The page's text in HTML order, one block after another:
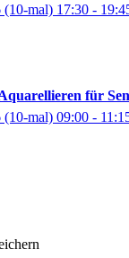
(10-mal) 17:30 -
für
(10-mal) 09:00 -